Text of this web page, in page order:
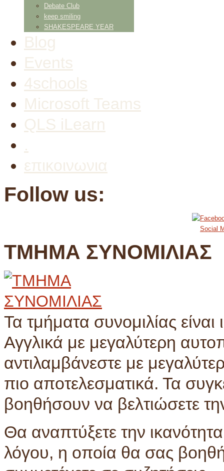
Debate Club
keep smiling
SHAKESPEARE YEAR
Blog
Events
4schools
Microsoft Teams
QLS iLearn
.
επικοινωνια
Follow us:
Social
ΤΜΗΜΑ ΣΥΝΟΜΙΛΙΑΣ
Τα τμήματα συνομιλίας είναι
Αγγλικά με μεγαλύτερη
αντιλαμβάνεστε με
πιο αποτελεσματικά. Τα
βοηθήσουν να βελτιώσετε
Θα αναπτύξετε την
λόγου, η οποία θα σας